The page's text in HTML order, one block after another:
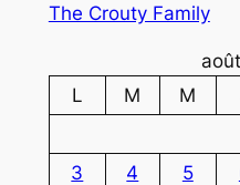
The Crouty Family
L
M M
3
4 5